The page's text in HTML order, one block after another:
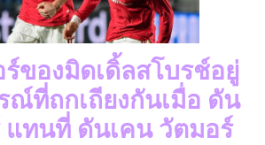
ของมิดเดิ้ลสโบรช์อยู่
ณ์ที่ถกเถียงกันเมื่อ ดัน
แทนที่ ดันเคน วัตมอร์